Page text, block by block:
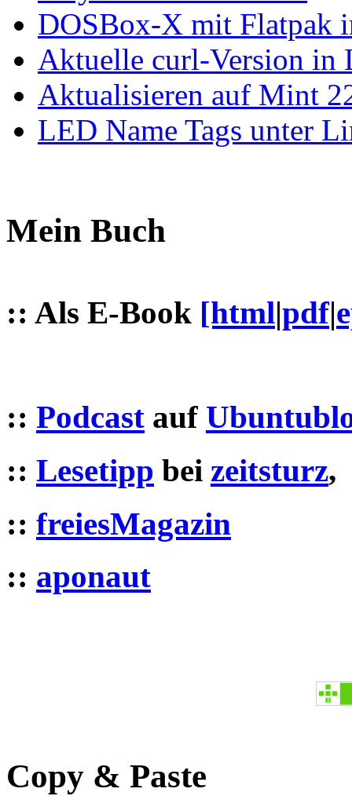
DOSBox-X mit Flatpak
Aktuelle curl-Version in
Aktualisieren auf Mint
LED Name Tags unter
Mein Buch
:: Als E-Book [html|pdf|
:: Podcast auf
:: Lesetipp bei zeitsturz,
:: freiesMagazin
:: aponaut
Copy & Paste